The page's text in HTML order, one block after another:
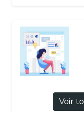
Voir